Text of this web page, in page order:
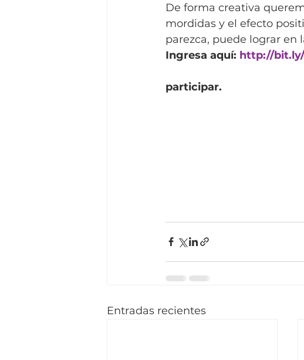
De forma creativa
mordidas y el efecto
parezca, puede lograr en
Ingresa aquí: http://
participar.
Entradas recientes